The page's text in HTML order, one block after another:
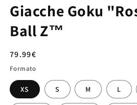
Giacche Goku
Ball Z™
Prezzo
di
listino
79.99€
Formato
XS S M L